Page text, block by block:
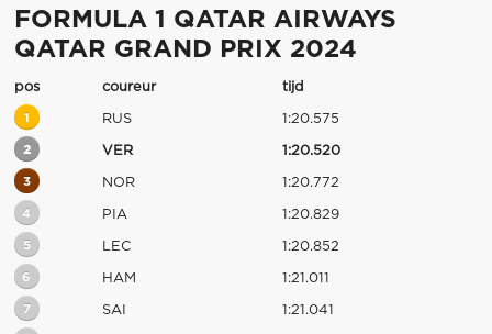
FORMULA 1 QATAR AIRWAYS
QATAR GRAND PRIX 2024
pos coureur tijd
1 RUS 1:20.575
2 VER 1:20.520
3 NOR 1:20.772
4 PIA 1:20.829
5 LEC 1:20.852
6 HAM 1:21.011
7 SAI 1:21.041